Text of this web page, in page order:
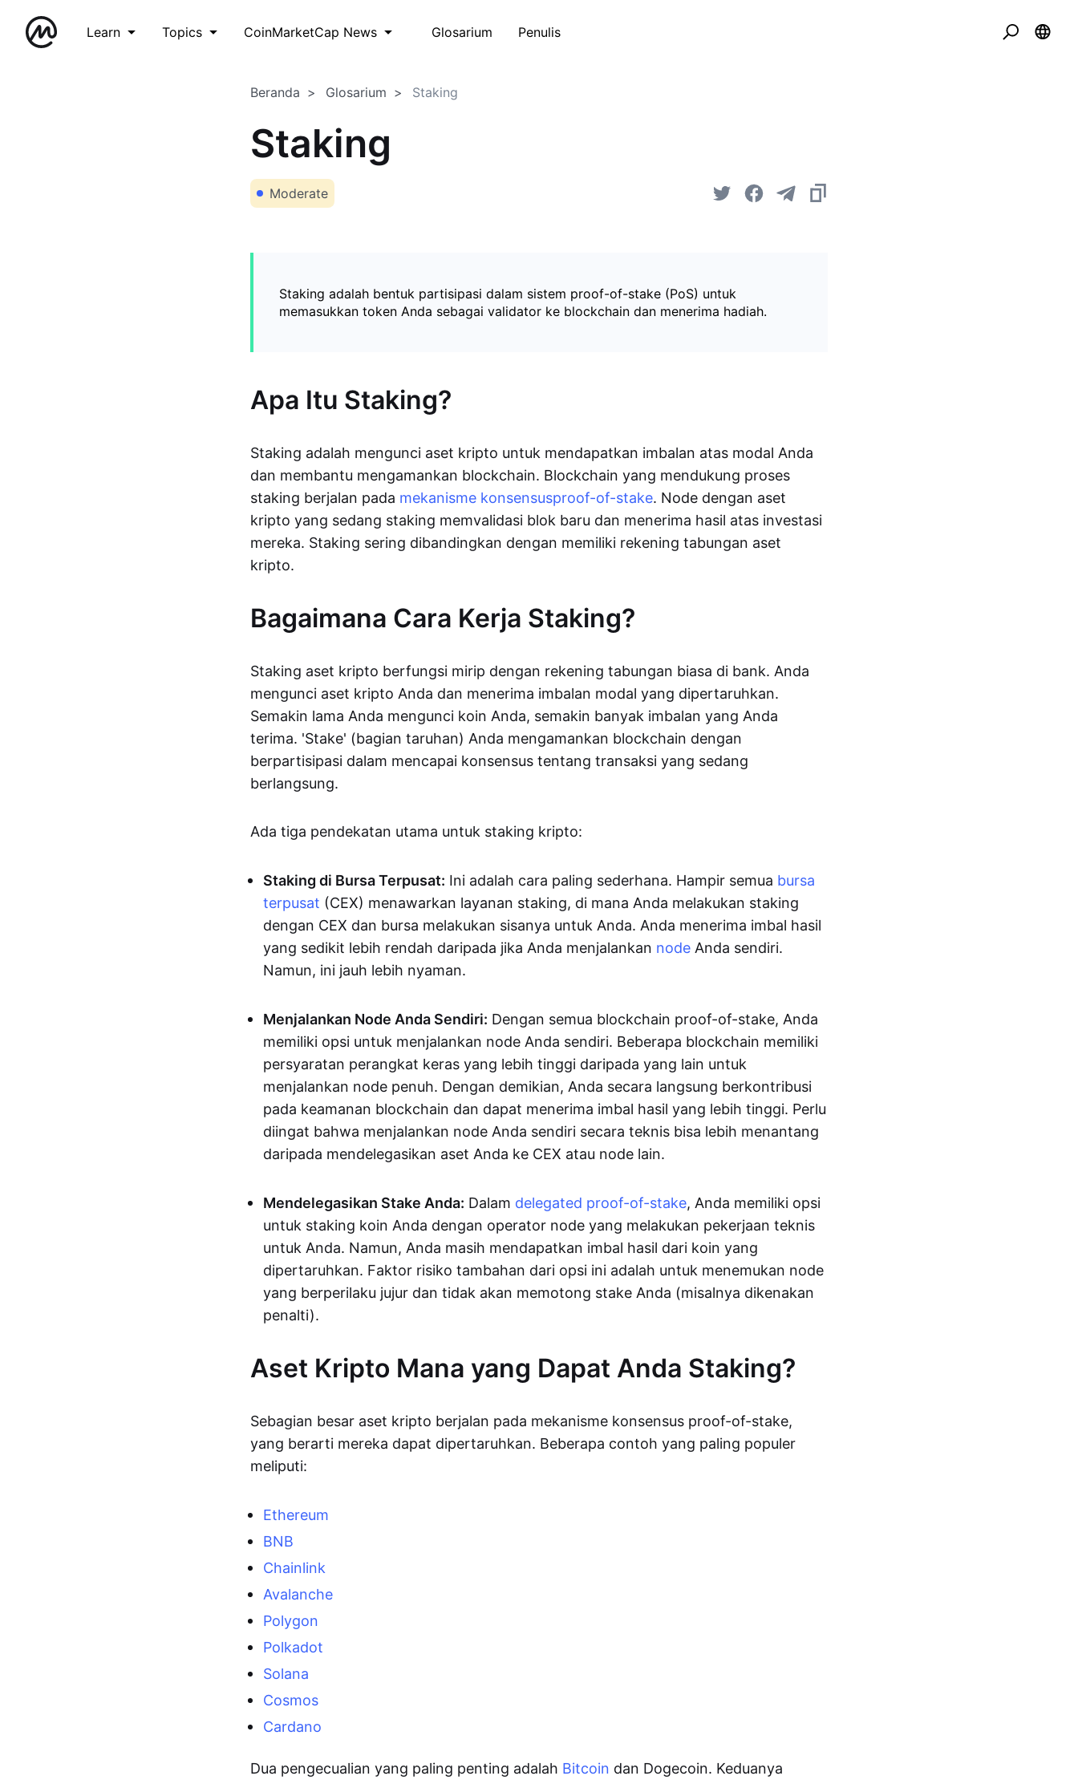
Learn Topics CoinMarketCap News Glosarium Penulis
Beranda Glosarium Staking
Staking
Moderate
Staking adalah bentuk partisipasi dalam sistem proof-of-stake (PoS) untuk
memasukkan token Anda sebagai validator ke blockchain dan menerima hadiah.
Apa Itu Staking?
Staking adalah mengunci aset kripto untuk mendapatkan imbalan atas modal Anda
dan membantu mengamankan blockchain. Blockchain yang mendukung proses
staking berjalan pada mekanisme konsensusproof-of-stake. Node dengan aset
kripto yang sedang staking memvalidasi blok baru dan menerima hasil atas investasi
mereka. Staking sering dibandingkan dengan memiliki rekening tabungan aset
kripto.
Bagaimana Cara Kerja Staking?
Staking aset kripto berfungsi mirip dengan rekening tabungan biasa di bank. Anda
mengunci aset kripto Anda dan menerima imbalan modal yang dipertaruhkan.
Semakin lama Anda mengunci koin Anda, semakin banyak imbalan yang Anda
terima. 'Stake' (bagian taruhan) Anda mengamankan blockchain dengan
berpartisipasi dalam mencapai konsensus tentang transaksi yang sedang
berlangsung.
Ada tiga pendekatan utama untuk staking kripto:
Staking di Bursa Terpusat: Ini adalah cara paling sederhana. Hampir semua bursa
terpusat (CEX) menawarkan layanan staking, di mana Anda melakukan staking
dengan CEX dan bursa melakukan sisanya untuk Anda. Anda menerima imbal hasil
yang sedikit lebih rendah daripada jika Anda menjalankan node Anda sendiri.
Namun, ini jauh lebih nyaman.
Menjalankan Node Anda Sendiri: Dengan semua blockchain proof-of-stake, Anda
memiliki opsi untuk menjalankan node Anda sendiri. Beberapa blockchain memiliki
persyaratan perangkat keras yang lebih tinggi daripada yang lain untuk
menjalankan node penuh. Dengan demikian, Anda secara langsung berkontribusi
pada keamanan blockchain dan dapat menerima imbal hasil yang lebih tinggi. Perlu
diingat bahwa menjalankan node Anda sendiri secara teknis bisa lebih menantang
daripada mendelegasikan aset Anda ke CEX atau node lain.
Mendelegasikan Stake Anda: Dalam delegated proof-of-stake, Anda memiliki opsi
untuk staking koin Anda dengan operator node yang melakukan pekerjaan teknis
untuk Anda. Namun, Anda masih mendapatkan imbal hasil dari koin yang
dipertaruhkan. Faktor risiko tambahan dari opsi ini adalah untuk menemukan node
yang berperilaku jujur dan tidak akan memotong stake Anda (misalnya dikenakan
penalti).
Aset Kripto Mana yang Dapat Anda Staking?
Sebagian besar aset kripto berjalan pada mekanisme konsensus proof-of-stake,
yang berarti mereka dapat dipertaruhkan. Beberapa contoh yang paling populer
meliputi:
Ethereum
BNB
Chainlink
Avalanche
Polygon
Polkadot
Solana
Cosmos
Cardano
Dua pengecualian yang paling penting adalah Bitcoin dan Dogecoin. Keduanya